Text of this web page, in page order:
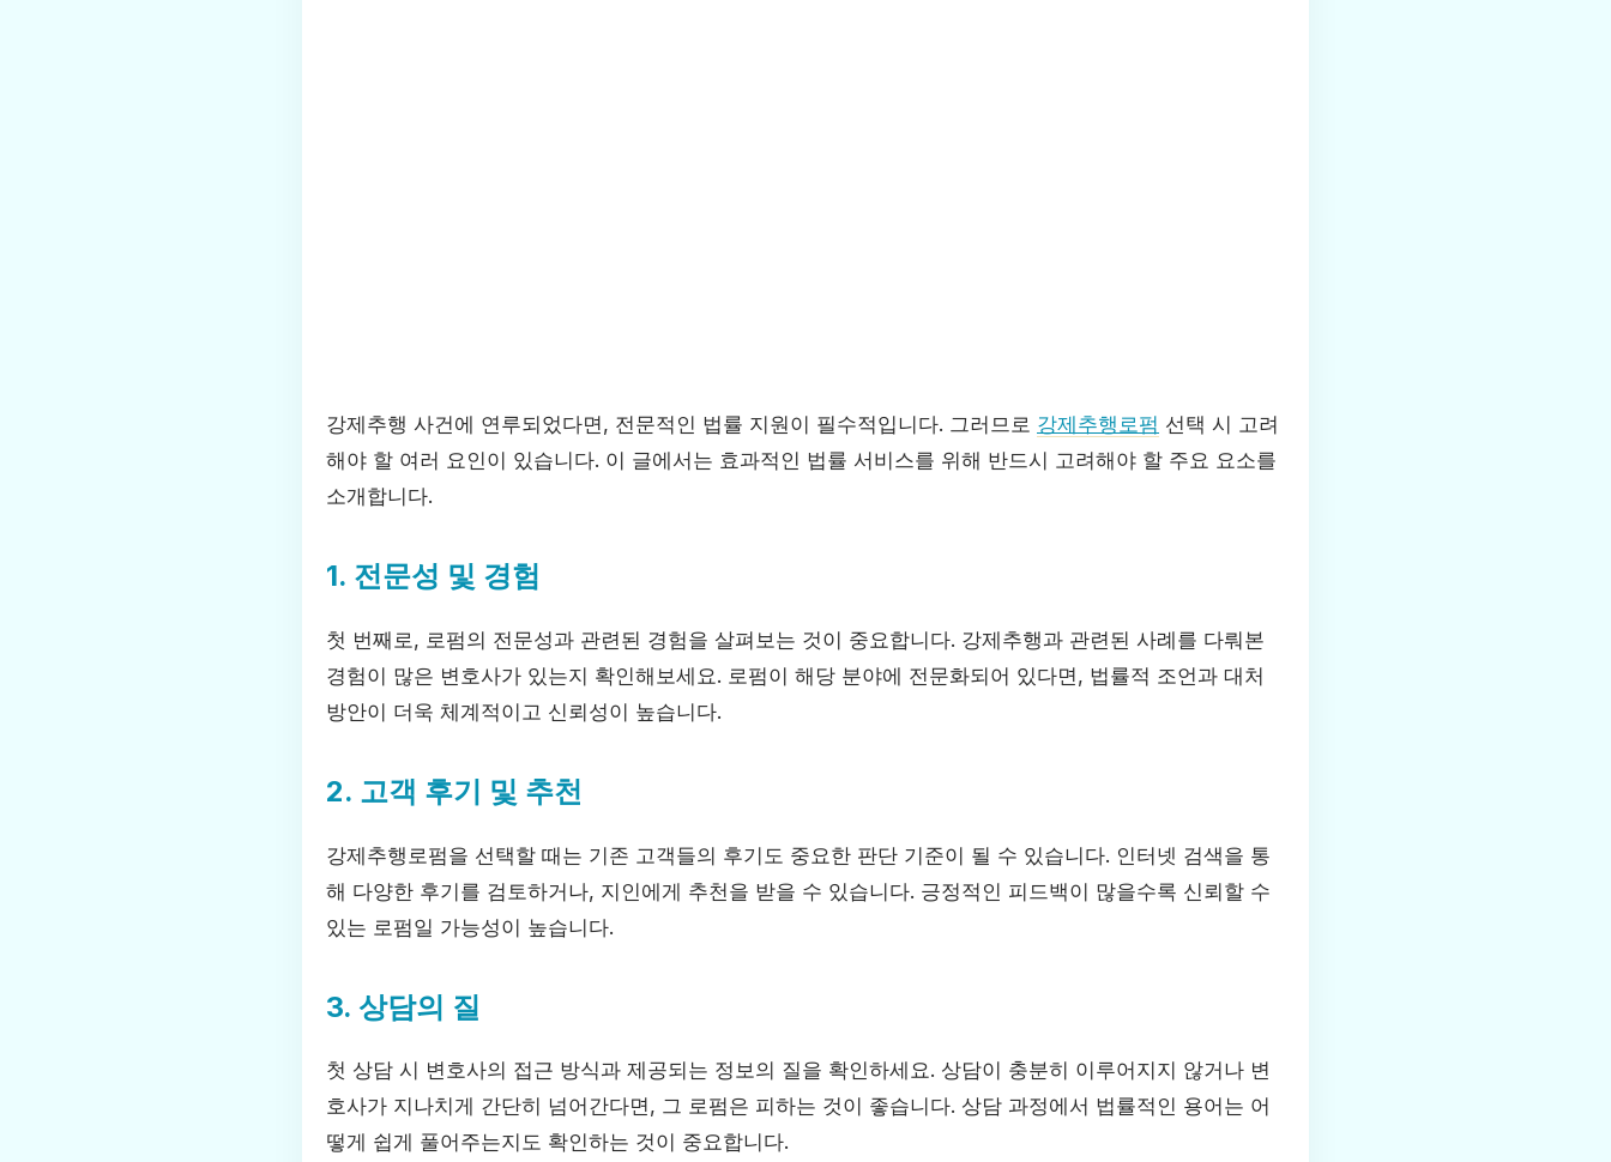
강제추행 사건에 연루되었다면, 전문적인 법률 지원이 필수적입니다. 그러므로 강제추행로펌 선택 시 고려
해야 할 여러 요인이 있습니다. 이 글에서는 효과적인 법률 서비스를 위해 반드시 고려해야 할 주요 요소를
소개합니다.
1. 전문성 및 경험
첫 번째로, 로펌의 전문성과 관련된 경험을 살펴보는 것이 중요합니다. 강제추행과 관련된 사례를 다뤄본
경험이 많은 변호사가 있는지 확인해보세요. 로펌이 해당 분야에 전문화되어 있다면, 법률적 조언과 대처
방안이 더욱 체계적이고 신뢰성이 높습니다.
2. 고객 후기 및 추천
강제추행로펌을 선택할 때는 기존 고객들의 후기도 중요한 판단 기준이 될 수 있습니다. 인터넷 검색을 통
해 다양한 후기를 검토하거나, 지인에게 추천을 받을 수 있습니다. 긍정적인 피드백이 많을수록 신뢰할 수
있는 로펌일 가능성이 높습니다.
3. 상담의 질
첫 상담 시 변호사의 접근 방식과 제공되는 정보의 질을 확인하세요. 상담이 충분히 이루어지지 않거나 변
호사가 지나치게 간단히 넘어간다면, 그 로펌은 피하는 것이 좋습니다. 상담 과정에서 법률적인 용어는 어
떻게 쉽게 풀어주는지도 확인하는 것이 중요합니다.